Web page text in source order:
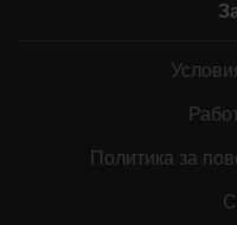
Политика за